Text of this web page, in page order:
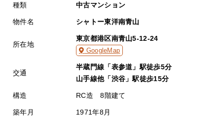
種類 中古マンション
物件名 シャトー東洋南青山
所在地
東京都港区南青山5-12-24
GoogleMap
交通
半蔵門線「表参道」駅徒歩5分
山手線他「渋谷」駅徒歩15分
構造 RC造 8階建て
築年月 1971年8月